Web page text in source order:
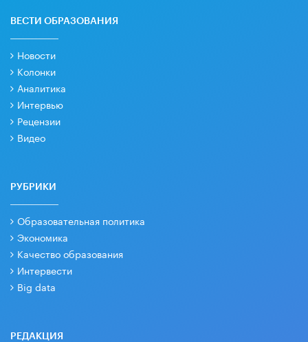
ВЕСТИ ОБРАЗОВАНИЯ
Новости
Колонки
Аналитика
Интервью
Рецензии
Видео
РУБРИКИ
Образовательная политика
Экономика
Качество образования
Интервести
Big data
РЕДАКЦИЯ